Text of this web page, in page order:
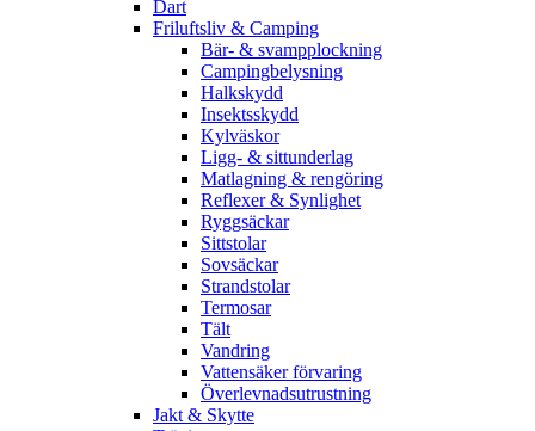
Dart
Friluftsliv & Camping
Bär- & svampplockning
Campingbelysning
Halkskydd
Insektsskydd
Kylväskor
Ligg- & sittunderlag
Matlagning & rengöring
Reflexer & Synlighet
Ryggsäckar
Sittstolar
Sovsäckar
Strandstolar
Termosar
Tält
Vandring
Vattensäker förvaring
Överlevnadsutrustning
Jakt & Skytte